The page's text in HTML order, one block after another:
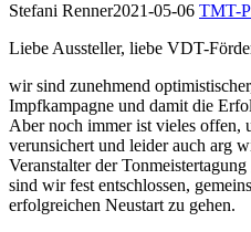
Stefani Renner2021-05-06 TMT-
Liebe Aussteller, liebe VDT-
wir sind zunehmend
Impfkampagne und damit die
Aber noch immer ist vieles offen,
verunsichert und leider auch arg
Veranstalter der
sind wir fest entschlossen,
erfolgreichen Neustart zu gehen.